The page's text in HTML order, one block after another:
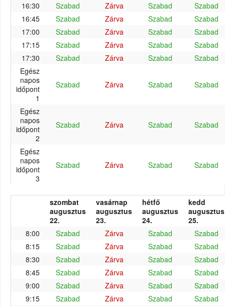
16:30 Szabad Zárva Szabad
Szabad
16:45
Szabad Zárva Szabad
Szabad
17:00
Szabad Zárva Szabad
Szabad
17:15
Szabad Zárva Szabad
Szabad
17:30
Szabad Zárva Szabad
Szabad
Egész
napos
időpont
1
Szabad Zárva Szabad Szabad
Egész
napos
időpont
2
Szabad Zárva Szabad Szabad
Egész
napos
időpont
3
Szabad Zárva Szabad Szabad
szombat
augusztus
22.
vasárnap
augusztus
23.
hétfő
augusztus
24.
kedd
augusztus
25.
8:00
Szabad Zárva Szabad
Szabad
8:15
Szabad Zárva Szabad
Szabad
8:30
Szabad Zárva Szabad
Szabad
8:45
Szabad Zárva Szabad
Szabad
9:00
Szabad Zárva Szabad
Szabad
9:15
Szabad Zárva Szabad
Szabad